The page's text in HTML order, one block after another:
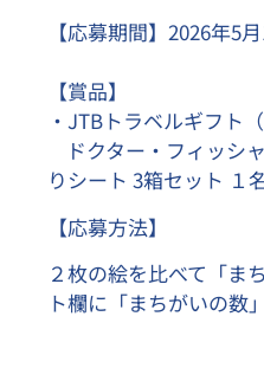
【応募期間】2026年5
【賞品】
・JTBトラベルギフト
ドクター・フィッシ
りシート 3箱セット １
【応募方法】
２枚の絵を比べて「ま
ト欄に「まちがいの数